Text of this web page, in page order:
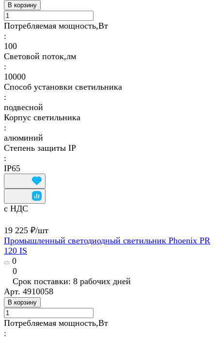
В корзину
Потребляемая мощность,Вт
:
100
Световой поток,лм
:
10000
Способ установки светильника
:
подвесной
Корпус светильника
:
алюминий
Степень защиты IP
:
IP65
с НДС
19 225 ₽/шт
Промышленный светодиодный светильник Phoenix PR
120 IS
0
0
Срок поставки: 8 рабочих дней
Арт. 4910058
В корзину
Потребляемая мощность,Вт
: